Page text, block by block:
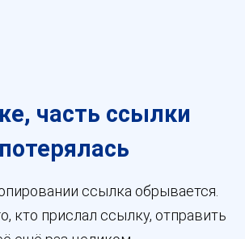
часть ссылки
потерялась
ссылка обрывается.
кто прислал ссылку, отправить